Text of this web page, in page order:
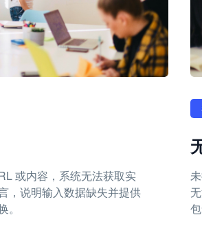
或内容，系统无法获取实
，说明输入数据缺失并提供